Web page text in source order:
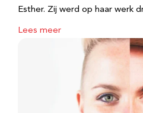
Esther. Zij werd op haar werk
Lees meer